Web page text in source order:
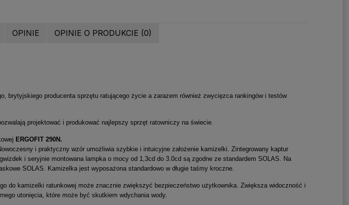
OPINIE OPINIE O PRODUKCIE (0)
brytyjskiego producenta sprzętu ratującego życie a zarazem również zwycięzca rankingów i testów
projektować i produkować najlepszy sprzęt ratowniczy na świecie.
ERGOFIT 290N.
i praktyczny wzór umożliwia szybkie i intuicyjne założenie kamizelki. Zintegrowany kaptur
i seryjnie montowana lampka o mocy od 1,3cd do 3.0cd są zgodne ze standardem SOLAS. Na
SOLAS. Kamizelka jest wyposażona standardowo w długie taśmy kroczne.
do kamizelki ratunkowej może znacznie zwiększyć bezpieczeństwo użytkownika. Zwiększa widoczność i
utonięcia, które może być skutkiem wdychania wody.